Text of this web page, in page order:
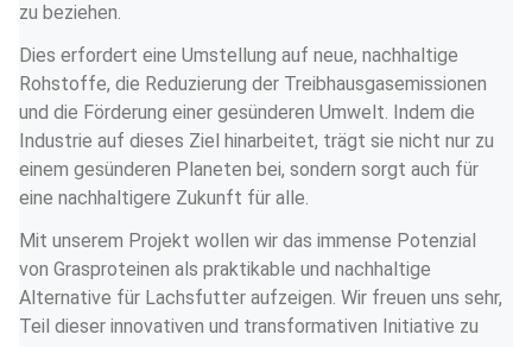
zu beziehen.
Dies erfordert eine Umstellung auf neue, nachhaltige
Rohstoffe, die Reduzierung der Treibhausgasemissionen
und die Förderung einer gesünderen Umwelt. Indem die
Industrie auf dieses Ziel hinarbeitet, trägt sie nicht nur zu
einem gesünderen Planeten bei, sondern sorgt auch für
eine nachhaltigere Zukunft für alle.
Mit unserem Projekt wollen wir das immense Potenzial
von Grasproteinen als praktikable und nachhaltige
Alternative für Lachsfutter aufzeigen. Wir freuen uns sehr,
Teil dieser innovativen und transformativen Initiative zu